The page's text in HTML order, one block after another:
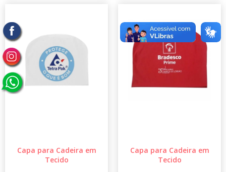
Capa para Cadeira em
Tecido
Capa para Cadeira em
Tecido